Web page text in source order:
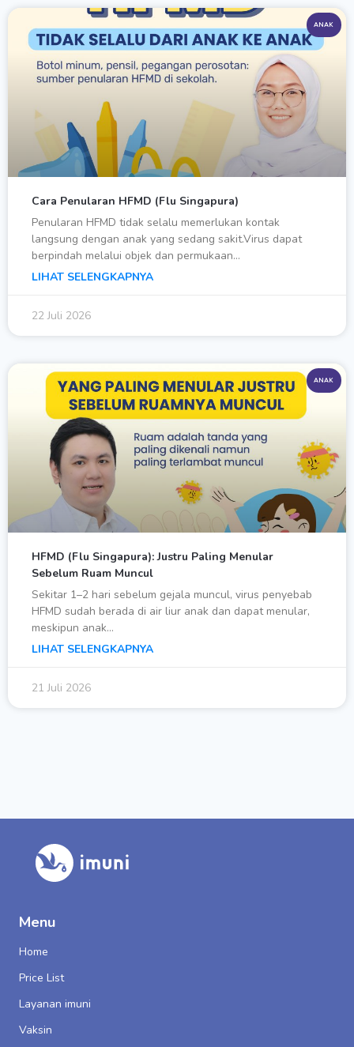
ANAK
Cara Penularan HFMD (Flu Singapura)
Penularan HFMD tidak selalu memerlukan kontak
langsung dengan anak yang sedang sakit.Virus dapat
berpindah melalui objek dan permukaan…
LIHAT SELENGKAPNYA
22 Juli 2026
ANAK
HFMD (Flu Singapura): Justru Paling Menular
Sebelum Ruam Muncul
Sekitar 1–2 hari sebelum gejala muncul, virus penyebab
HFMD sudah berada di air liur anak dan dapat menular,
meskipun anak…
LIHAT SELENGKAPNYA
21 Juli 2026
Menu
Home
Price List
Layanan imuni
Vaksin